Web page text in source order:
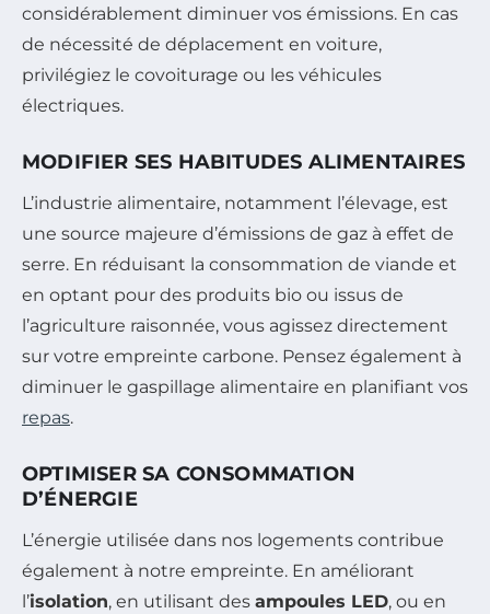
considérablement diminuer vos émissions. En cas
de nécessité de déplacement en voiture,
privilégiez le covoiturage ou les véhicules
électriques.
MODIFIER SES HABITUDES ALIMENTAIRES
L’industrie alimentaire, notamment l’élevage, est
une source majeure d’émissions de gaz à effet de
serre. En réduisant la consommation de viande et
en optant pour des produits bio ou issus de
l’agriculture raisonnée, vous agissez directement
sur votre empreinte carbone. Pensez également à
diminuer le gaspillage alimentaire en planifiant vos
repas.
OPTIMISER SA CONSOMMATION
D’ÉNERGIE
L’énergie utilisée dans nos logements contribue
également à notre empreinte. En améliorant
l’isolation, en utilisant des ampoules LED, ou en